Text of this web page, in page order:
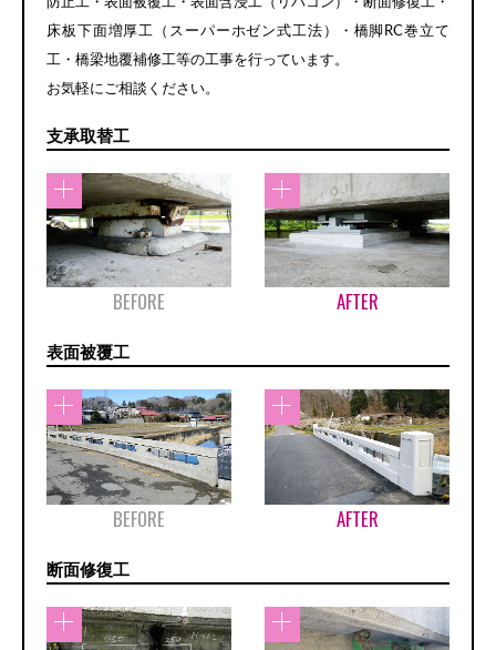
床板下面増厚工（スーパーホゼン式工法）・橋脚RC巻立て
工・橋梁地覆補修工等の工事を行っています。
お気軽にご相談ください。
支承取替工
BEFORE AFTER
表面被覆工
BEFORE AFTER
断面修復工